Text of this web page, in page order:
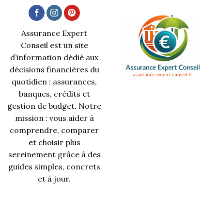
Assurance Expert
Conseil est un site
d’information dédié aux
décisions financières du
quotidien : assurances,
banques, crédits et
gestion de budget. Notre
mission : vous aider à
comprendre, comparer
et choisir plus
sereinement grâce à des
guides simples, concrets
et à jour.